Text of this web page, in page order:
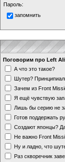
Пароль:
запомнить
Поговорим про Left
А что это такое?
Шутер?
Зачем из Front
Я ещё чувствую
Лишь бы серию не
Готов поддержать
Создают японцы?
Не важно Front
Ну и ладно, что
Раз скворечник